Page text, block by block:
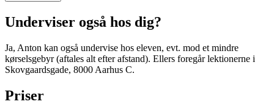
Underviser også hos dig?
Ja, Anton kan også undervise hos eleven, evt. mod et mindre
kørselsgebyr (aftales alt efter afstand). Ellers foregår lektionerne i
Skovgaardsgade, 8000 Aarhus C.
Priser